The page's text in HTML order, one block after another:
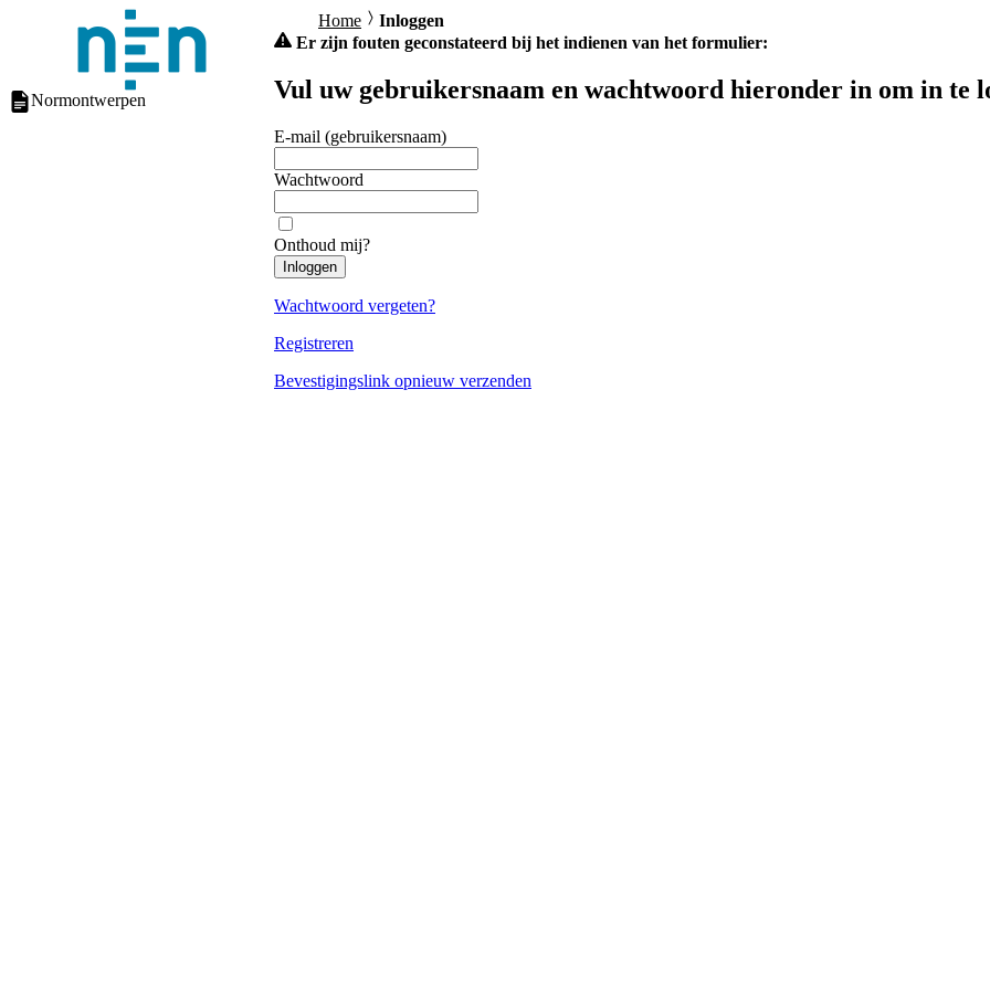
Normontwerpen
Home
Inloggen
Er zijn fouten geconstateerd bij het indienen van het formulier:
Vul uw gebruikersnaam en wachtwoord hieronder in om in te
E-mail (gebruikersnaam)
Wachtwoord
Onthoud mij?
Inloggen
Wachtwoord vergeten?
Registreren
Bevestigingslink opnieuw verzenden